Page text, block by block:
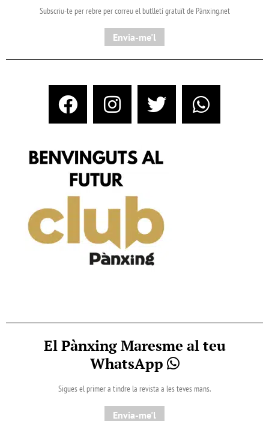
Subscriu-te per rebre per correu el butlletí gratuït de Pànxing.net​
Envia-me'l
El Pànxing Maresme al teu
WhatsApp
Sigues el primer a tindre la revista a les teves mans.
Envia-me'l